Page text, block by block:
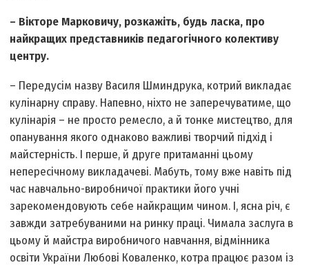
– Вікторе Марковичу, розкажіть, будь ласка, про
найкращих представників педагогічного колективу
центру.
– Передусім назву Василя Шминдрука, котрий викладає
кулінарну справу. Напевно, ніхто не заперечуватиме, що
кулінарія – не просто ремесло, а й тонке мистецтво, для
опанування якого однаково важливі творчий підхід і
майстерність. І перше, й друге притаманні цьому
непересічному викладачеві. Мабуть, тому вже навіть під
час навчально-виробничої практики його учні
зарекомендовують себе найкращим чином. І, ясна річ, є
завжди затребуваними на ринку праці. Чимала заслуга в
цьому й майстра виробничого навчання, відмінника
освіти України Любові Коваленко, котра працює разом із